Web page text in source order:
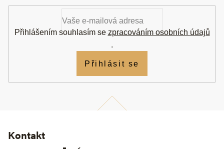
Kontakt
Přihlášením souhlasím se zpracováním osobních údajů
.
Přihlásit se